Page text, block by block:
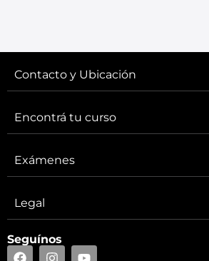
Contacto y Ubicación
Encontrá tu curso
Exámenes
Legal
Seguínos